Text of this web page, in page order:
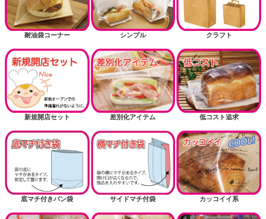
耐油袋コーナー シンプル クラフト
新規開店セット 差別化アイテム 低コスト追求
底マチ付きパン袋 サイドマチ付袋 カッコイイ系